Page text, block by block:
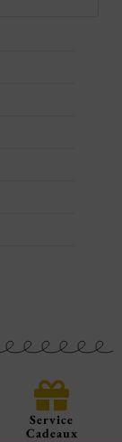
Service
Cadeaux